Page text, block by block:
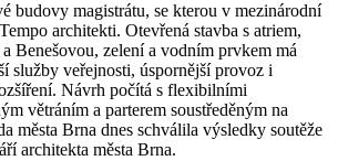
budovy magistrátu, se kterou v mezinárodní
architekti. Otevřená stavba s atriem,
Benešovou, zelení a vodním prvkem má
služby veřejnosti, úspornější provoz i
Návrh počítá s flexibilními
větráním a parterem soustředěným na
města Brna dnes schválila výsledky soutěže
architekta města Brna.